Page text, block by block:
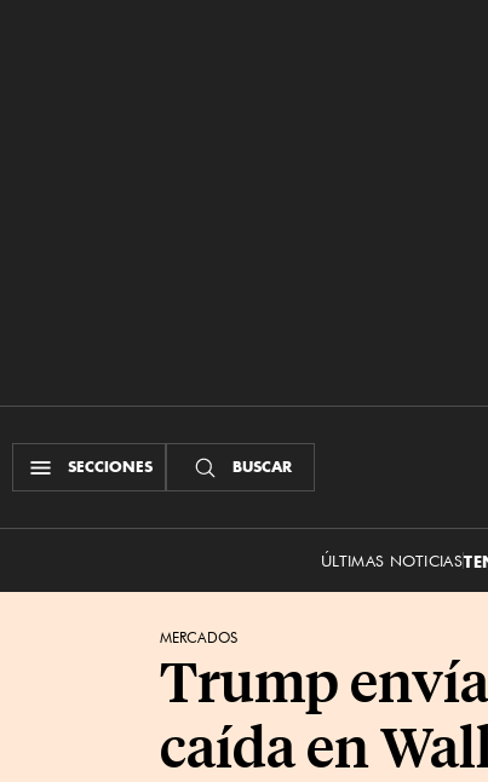
SECCIONES BUSCAR
ÚLTIMAS NOTICIAS
MERCADOS
Trump
caída en